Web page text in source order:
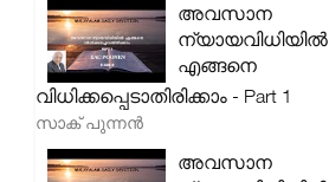
അവസാന
ന്യായവിധിയിൽ
എങ്ങനെ
വിധിക്കപ്പെടാതിരിക്കാം - Part 1
സാക് പുന്നൻ
അവസാന